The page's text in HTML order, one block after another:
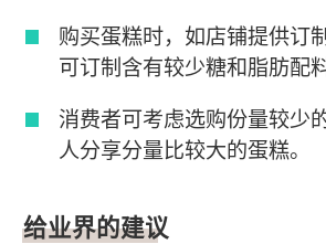
购买蛋糕时，如店铺提供订
可订制含有较少糖和脂肪配
消费者可考虑选购份量较少
人分享分量比较大的蛋糕。
给业界的建议